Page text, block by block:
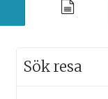
Sök resa